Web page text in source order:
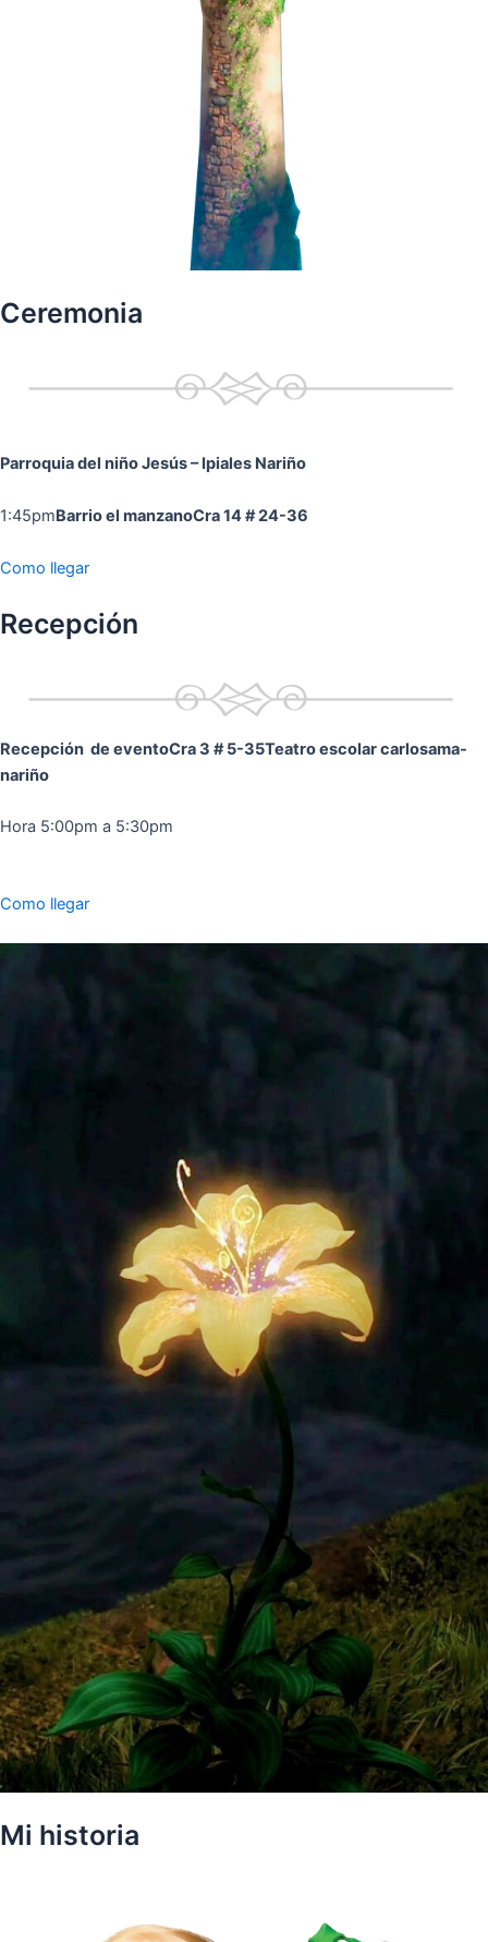
Ceremonia
Parroquia del niño Jesús– Ipiales Nariño
1:45pmBarrio el manzanoCra 14 # 24-36
Como llegar
Recepción
Recepción de eventoCra 3 # 5-35Teatro escolar carlosama-
nariño
Hora 5:00pm a 5:30pm
Como llegar
Mi historia